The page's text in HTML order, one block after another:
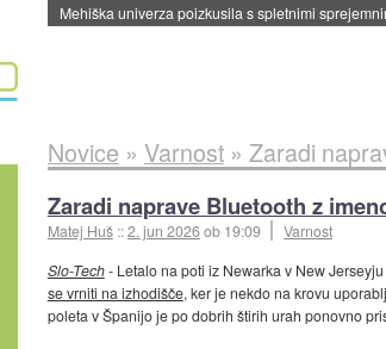
Evropska vesoljska agencija razvija svojo raketo
Novice » Varnost» Zaradi
Zaradi naprave Bluetooth z
Matej Huš ::2. jun 2026ob 19:09
Varnost
Slo-Tech- Letalo na poti iz Newarka v New
se vrniti na izhodišče, ker je nekdo na krovu
poleta v Španijo je po dobrih štirih urah ponovno